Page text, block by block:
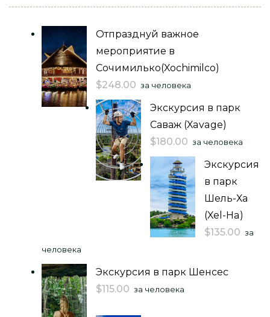
Отпразднуй важное
мероприятие в
Сочимилько(Xochimilco)
$248.00 за человека
Экскурсия в парк
Саваж (Xavage)
$180.00 за человека
Экскурсия
в парк
Шель-Ха
(Xel-Ha)
$135.00 за
человека
Экскурсия в парк Шенсес
$115.00 за человека